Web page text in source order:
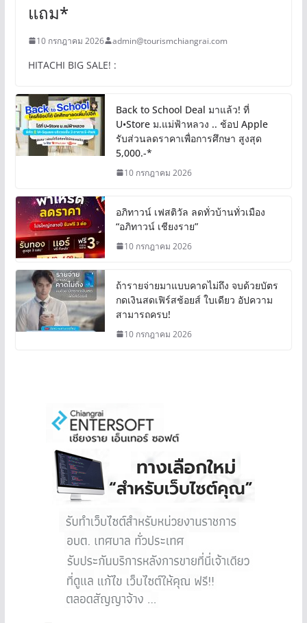
แถม*
10 กรกฎาคม 2026 admin@tourismchiangrai.com
HITACHI BIG SALE! :
Back to School Deal มาแล้ว! ที่
U•Store ม.แม่ฟ้าหลวง .. ช้อป Apple
รับส่วนลดราคาเพื่อการศึกษา สูงสุด
5,000.-*
10 กรกฎาคม 2026
อภิทาวน์ เฟสติวัล ลดทั่วบ้านทั่วเมือง
“อภิทาวน์ เชียงราย”
10 กรกฎาคม 2026
ถ้ารายจ่ายมาแบบคาดไม่ถึง จบด้วยบัตร
กดเงินสดเฟิร์สช้อยส์ ใบเดียว อัปความ
สามารถครบ!
10 กรกฎาคม 2026